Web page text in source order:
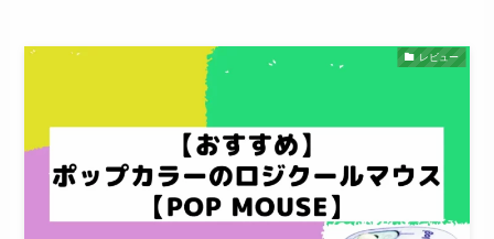
レビュー